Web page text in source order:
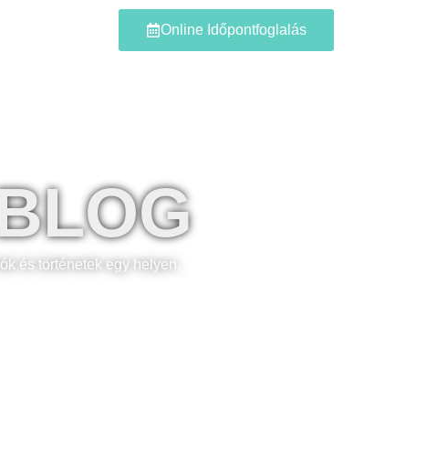
Online Időpontfoglalás
és történetek egy helyen.